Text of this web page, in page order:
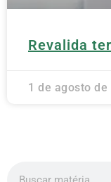
Revalida
1 de agosto de